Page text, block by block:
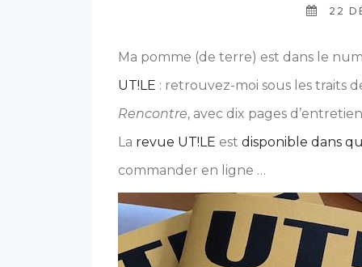
22
Ma pomme (de terre) est dans le
UT!LE : retrouvez-moi sous les traits
Rencontre, avec dix pages
La revue UT!LE est disponible dans
commander en ligne …